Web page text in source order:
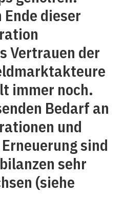
dieser
Vertrauen der
immer noch.
Bedarf an
und
sind
sehr
(siehe